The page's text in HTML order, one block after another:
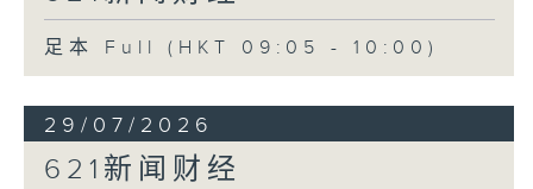
足本 Full (HKT 09:05 - 10:00)
29/07/2026
621新闻财经